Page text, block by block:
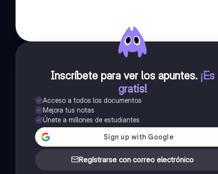
Inscríbete para ver los apuntes. ¡Es
gratis!
Acceso a todos los documentos
Mejora tus notas
Únete a millones de estudiantes
Regístrarse con correo electrónico